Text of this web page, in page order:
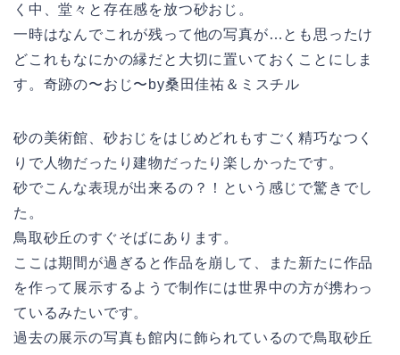
く中、堂々と存在感を放つ砂おじ。
一時はなんでこれが残って他の写真が…とも思ったけ
どこれもなにかの縁だと大切に置いておくことにしま
す。奇跡の〜おじ〜by桑田佳祐＆ミスチル
砂の美術館、砂おじをはじめどれもすごく精巧なつく
りで人物だったり建物だったり楽しかったです。
砂でこんな表現が出来るの？！という感じで驚きでし
た。
鳥取砂丘のすぐそばにあります。
ここは期間が過ぎると作品を崩して、また新たに作品
を作って展示するようで制作には世界中の方が携わっ
ているみたいです。
過去の展示の写真も館内に飾られているので鳥取砂丘